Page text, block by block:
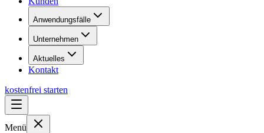
Anwendungsfälle
Unternehmen
Aktuelles
Kontakt
kostenfrei starten
Menü